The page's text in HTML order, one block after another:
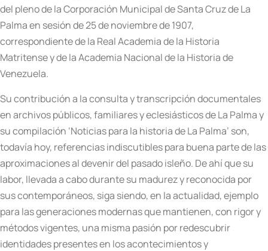
del pleno de la Corporación Municipal de Santa Cruz de La
Palma en sesión de 25 de noviembre de 1907,
correspondiente de la Real Academia de la Historia
Matritense y de la Academia Nacional de la Historia de
Venezuela.
Su contribución a la consulta y transcripción documentales
en archivos públicos, familiares y eclesiásticos de La Palma y
su compilación ‘Noticias para la historia de La Palma’ son,
todavía hoy, referencias indiscutibles para buena parte de las
aproximaciones al devenir del pasado isleño. De ahí que su
labor, llevada a cabo durante su madurez y reconocida por
sus contemporáneos, siga siendo, en la actualidad, ejemplo
para las generaciones modernas que mantienen, con rigor y
métodos vigentes, una misma pasión por redescubrir
identidades presentes en los acontecimientos y